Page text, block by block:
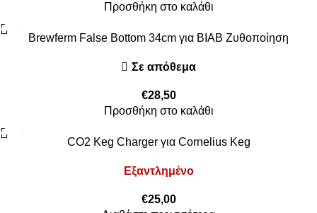
Προσθήκη στο καλάθι
Brewferm False Bottom 34cm για BIAB Ζυθοποίηση
Σε απόθεμα
€28,50
Προσθήκη στο καλάθι
CO2 Keg Charger για Cornelius Keg
Εξαντλημένο
€25,00